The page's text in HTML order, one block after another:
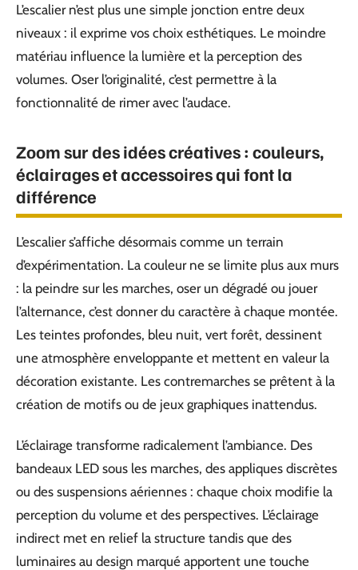
L’escalier n’est plus une simple jonction entre deux
niveaux : il exprime vos choix esthétiques. Le moindre
matériau influence la lumière et la perception des
volumes. Oser l’originalité, c’est permettre à la
fonctionnalité de rimer avec l’audace.
Zoom sur des idées créatives : couleurs,
éclairages et accessoires qui font la
différence
L’escalier s’affiche désormais comme un terrain
d’expérimentation. La couleur ne se limite plus aux murs
: la peindre sur les marches, oser un dégradé ou jouer
l’alternance, c’est donner du caractère à chaque montée.
Les teintes profondes, bleu nuit, vert forêt, dessinent
une atmosphère enveloppante et mettent en valeur la
décoration existante. Les contremarches se prêtent à la
création de motifs ou de jeux graphiques inattendus.
L’éclairage transforme radicalement l’ambiance. Des
bandeaux LED sous les marches, des appliques discrètes
ou des suspensions aériennes : chaque choix modifie la
perception du volume et des perspectives. L’éclairage
indirect met en relief la structure tandis que des
luminaires au design marqué apportent une touche